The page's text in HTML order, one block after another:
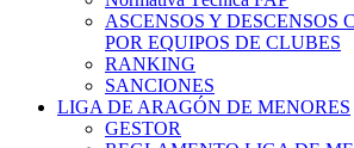
ASCENSOS Y DESCENSOS
POR EQUIPOS DE CLUBES
RANKING
SANCIONES
LIGA DE ARAGÓN DE MENORES
GESTOR